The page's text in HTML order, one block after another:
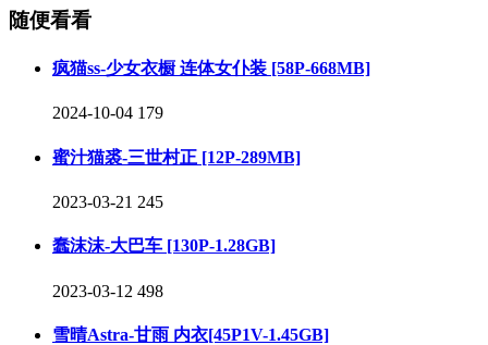
随便看看
疯猫ss-少女衣橱 连体女仆装 [58P-668MB]
2024-10-04 179
蜜汁猫裘-三世村正 [12P-289MB]
2023-03-21 245
蠢沫沫-大巴车 [130P-1.28GB]
2023-03-12 498
雪晴Astra-甘雨 内衣[45P1V-1.45GB]